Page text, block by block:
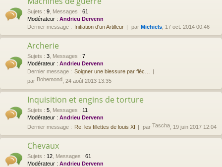
Sujets : 9 Messages : 61
Modérateur : Andrieu Dervenn
Dernier message : Initiation d'un Artilleur par Michiels , 17 oct. 2014 00:46
Archerie
Sujets : 3 Messages : 7
Modérateur : Andrieu Dervenn
Dernier message : Soigner une blessure par flèc…
par Bohemond , 24 août 2013 13:35
Inquisition et engins de torture
Sujets : 5 Messages : 11
Modérateur : Andrieu Dervenn
Dernier message : Re: les fillettes de louis XI par Tascha , 19 juin 2017 12:04
Chevaux
Sujets : 12 Messages : 61
Modérateur : Andrieu Dervenn